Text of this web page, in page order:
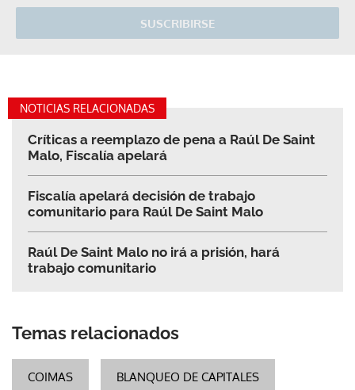
SUSCRIBIRSE
NOTICIAS RELACIONADAS
Críticas a reemplazo de pena a Raúl De Saint
Malo, Fiscalía apelará
Fiscalía apelará decisión de trabajo
comunitario para Raúl De Saint Malo
Raúl De Saint Malo no irá a prisión, hará
trabajo comunitario
Temas relacionados
COIMAS BLANQUEO DE CAPITALES